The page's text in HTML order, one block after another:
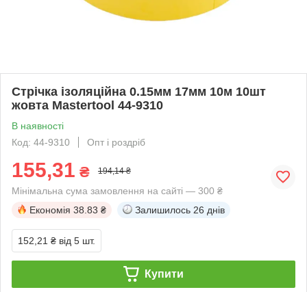
Стрічка ізоляційна 0.15мм 17мм 10м 10шт
жовта Mastertool 44-9310
В наявності
Код: 44-9310
Опт і роздріб
155,31 ₴ 194,14 ₴
Мінімальна сума замовлення на сайті — 300 ₴
Економія 38.83 ₴ Залишилось 26 днів
152,21 ₴ від 5 шт.
Купити